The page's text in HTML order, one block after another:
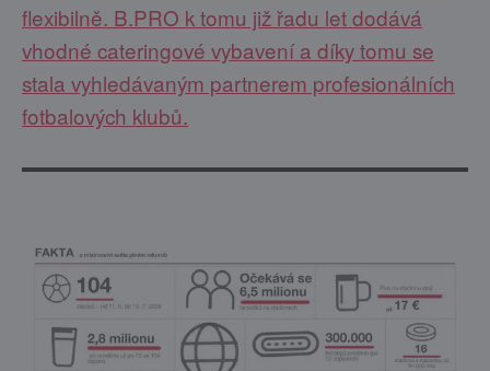
flexibilně. B.PRO k tomu již řadu let dodává
vhodné cateringové vybavení a díky tomu se
stala vyhledávaným partnerem profesionálních
fotbalových klubů.